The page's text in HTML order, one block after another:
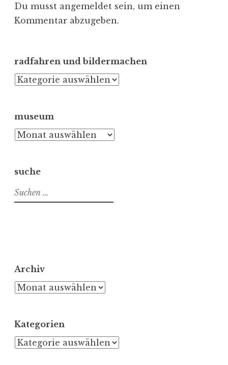
Du musst angemeldet sein, um einen
Kommentar abzugeben.
radfahren und bildermachen
radfahren
museum
museum
suche
Suchen
nach:
Archiv
Archiv
Kategorien
Kategorien